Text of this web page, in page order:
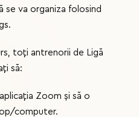
se va organiza folosind
toți antrenorii de Ligă
să:
Zoom și să o
computer.